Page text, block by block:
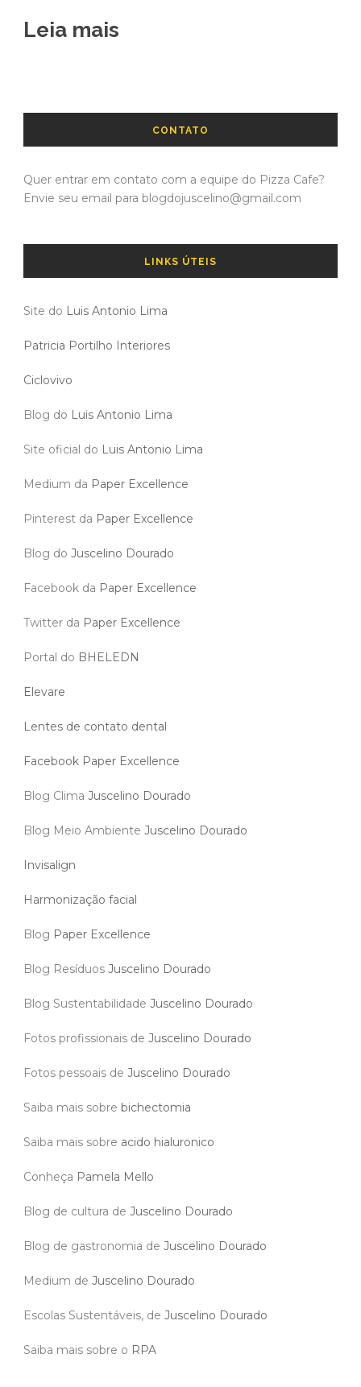
Leia mais
CONTATO
Quer entrar em contato com a equipe do Pizza Cafe?
Envie seu email para blogdojuscelino@gmail.com
LINKS ÚTEIS
Site do Luis Antonio Lima
Patricia Portilho Interiores
Ciclovivo
Blog do Luis Antonio Lima
Site oficial do Luis Antonio Lima
Medium da Paper Excellence
Pinterest da Paper Excellence
Blog do Juscelino Dourado
Facebook da Paper Excellence
Twitter da Paper Excellence
Portal do BHELEDN
Elevare
Lentes de contato dental
Facebook Paper Excellence
Blog Clima Juscelino Dourado
Blog Meio Ambiente Juscelino Dourado
Invisalign
Harmonização facial
Blog Paper Excellence
Blog Resíduos Juscelino Dourado
Blog Sustentabilidade Juscelino Dourado
Fotos profissionais de Juscelino Dourado
Fotos pessoais de Juscelino Dourado
Saiba mais sobre bichectomia
Saiba mais sobre acido hialuronico
Conheça Pamela Mello
Blog de cultura de Juscelino Dourado
Blog de gastronomia de Juscelino Dourado
Medium de Juscelino Dourado
Escolas Sustentáveis, de Juscelino Dourado
Saiba mais sobre o RPA